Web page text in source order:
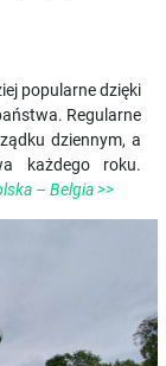
popularne dzięki
Regularne
dziennym, a
każdego roku.
– Belgia >>